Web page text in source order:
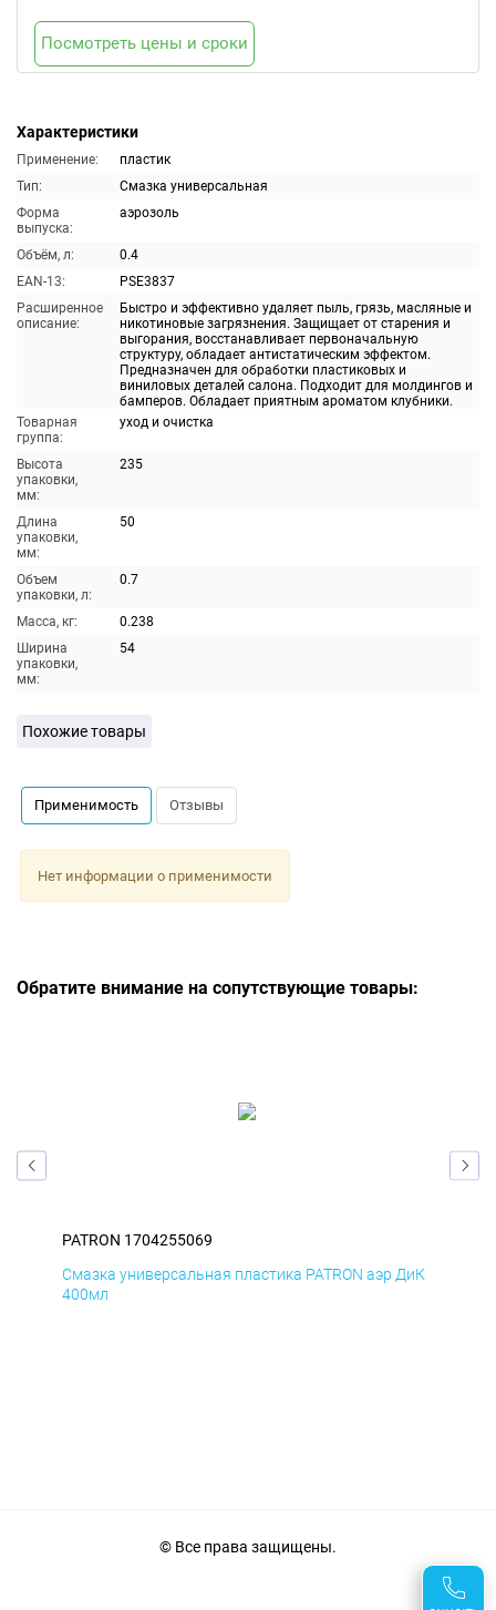
Характеристики
Применение:
пластик
Тип:
Смазка универсальная
Форма
выпуска:
аэрозоль
Объём, л:
0.4
EAN-13:
PSE3837
Расширенное
описание:
Быстро и эффективно удаляет пыль, грязь, масляные и
никотиновые загрязнения. Защищает от старения и
выгорания, восстанавливает первоначальную
структуру, обладает антистатическим эффектом.
Предназначен для обработки пластиковых и
виниловых деталей салона. Подходит для молдингов и
бамперов. Обладает приятным ароматом клубники.
Товарная
группа:
уход и очистка
Высота
упаковки,
мм:
235
Длина
упаковки,
мм:
50
Объем
упаковки, л:
0.7
Масса, кг:
0.238
Ширина
упаковки,
мм:
54
Посмотреть цены и сроки
Похожие товары
Применимость Отзывы
Нет информации о применимости
Обратите внимание на сопутствующие товары:
PATRON 1704255069
Смазка универсальная пластика PATRON аэр ДиК
400мл
© Все права защищены.